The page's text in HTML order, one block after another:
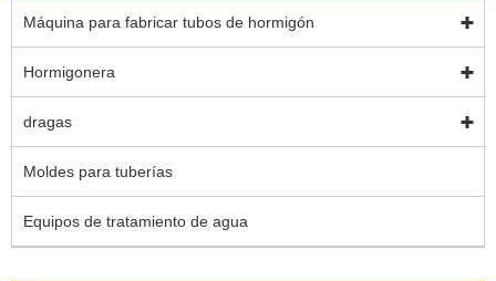
Máquina para fabricar tubos de hormigón
Hormigonera
dragas
Moldes para tuberías
Equipos de tratamiento de agua